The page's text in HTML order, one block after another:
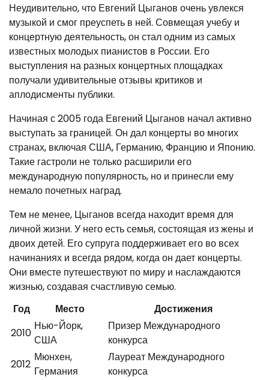
Неудивительно, что Евгений Цыганов очень увлекся
музыкой и смог преуспеть в ней. Совмещая учебу и
концертную деятельность, он стал одним из самых
известных молодых пианистов в России. Его
выступления на разных концертных площадках
получали удивительные отзывы критиков и
аплодисменты публики.
Начиная с 2005 года Евгений Цыганов начал активно
выступать за границей. Он дал концерты во многих
странах, включая США, Германию, Францию и Японию.
Такие гастроли не только расширили его
международную популярность, но и принесли ему
немало почетных наград.
Тем не менее, Цыганов всегда находит время для
личной жизни. У него есть семья, состоящая из жены и
двоих детей. Его супруга поддерживает его во всех
начинаниях и всегда рядом, когда он дает концерты.
Они вместе путешествуют по миру и наслаждаются
жизнью, создавая счастливую семью.
Год
Место
Достижения
2010
Нью-Йорк,
США
Призер Международного
конкурса
2012
Мюнхен,
Германия
Лауреат Международного
конкурса